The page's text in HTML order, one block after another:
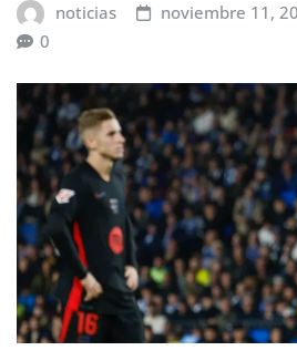
noticias noviembre 11,
0